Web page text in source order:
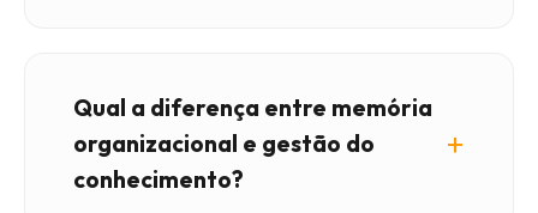
Qual a diferença entre memória
organizacional e gestão do
conhecimento?